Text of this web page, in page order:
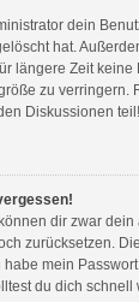
dein
hat.
längere Zeit keine
zu verringern.
Diskussionen teil!
dir zwar
zurücksetzen.
habe mein
du dich